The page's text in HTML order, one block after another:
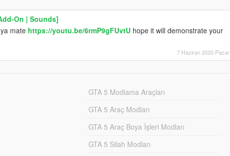
On | Sounds]
mate https://youtu.be/6rmP9gFUvtUhope it will demonstrate your
7 Haziran 2020 Pazar
GTA 5 Modlama Araçları
GTA 5 Araç Modları
GTA 5 Araç Boya İşleri Modları
GTA 5 Silah Modları